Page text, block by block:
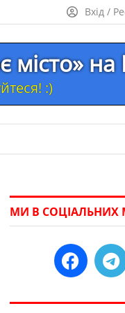
Вхід /
на
:)
МИ В СОЦІАЛЬНИХ